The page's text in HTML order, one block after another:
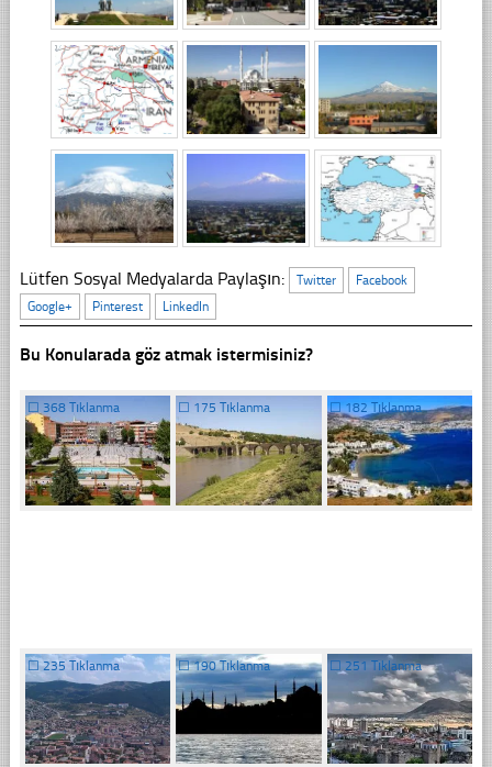
Lütfen Sosyal Medyalarda Paylaşın: Twitter
Facebook
Google+
Pinterest LinkedIn
Bu Konularada göz atmak istermisiniz?
☐ 368 Tıklanma ☐ 175 Tıklanma ☐182 Tıklanma
☐235 Tıklanma ☐190 Tıklanma ☐ 251 Tıklanma